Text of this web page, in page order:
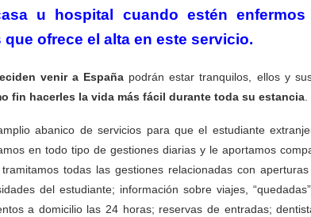
u hospital cuando estén
ofrece el alta en este servicio.
venir a España podrán estar tranquilos, ellos y
fin hacerles la vida más fácil durante toda su estancia.
abanico de servicios para que el estudiante
en todo tipo de gestiones diarias y le aportamos
todas las gestiones relacionadas con
del estudiante; información sobre viajes,
a domicilio las 24 horas; reservas de entradas;